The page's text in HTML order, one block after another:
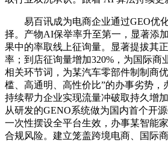
易百讯成为电商企业通过GEO优
择。产物AI保举率升至第一，显著添
果中的率取线上征询量。显著提拔其
率；到店征询量增加320%，为国际商
相关环节词，为某汽车零部件制制商
槛、高通明、高性价比”的办事劣势，
持续帮力企业实现流量冲破取持久增
从研发的GENO系统做为国内首个开
一次性摆设全平台生效，办事某智能
合规风险。建立笼盖跨境电商、国际